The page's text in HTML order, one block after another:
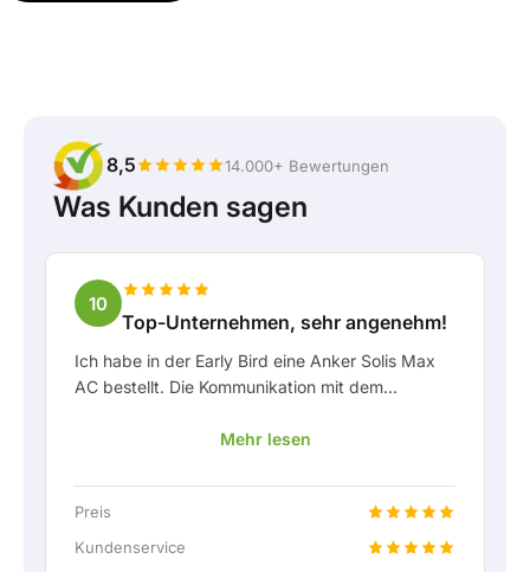
8,5 14.000+ Bewertungen
Was Kunden sagen
10
Top-Unternehmen, sehr angenehm!
Ich habe in der Early Bird eine Anker Solis Max
AC bestellt. Die Kommunikation mit dem
Kunde sehr angenehm. Rico hat mich stets gut
und hat sich prima mit eingebracht. Nach der
Lieferabsprache wurde sogar ein kostenloser
Festanschluss angeboten, um die Heimbatterie
Mehr lesen
Preis
Kundenservice